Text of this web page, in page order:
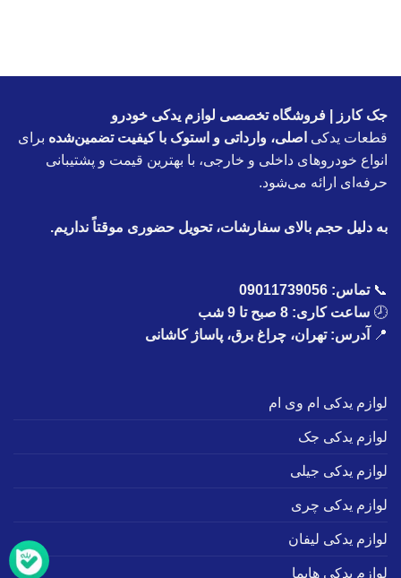
جک کارز | فروشگاه تخصصی لوازم یدکی خودرو
قطعات یدکی اصلی، وارداتی و استوک با کیفیت تضمین‌شده برای
انواع خودروهای داخلی و خارجی، با بهترین قیمت و پشتیبانی
حرفه‌ای ارائه می‌شود.
به دلیل حجم بالای سفارشات، تحویل حضوری موقتاً نداریم.
📞تماس: 09011739056
🕗 ساعت کاری: 8 صبح تا 9 شب
📍
آدرس: تهران، چراغ برق، پاساژ کاشانی
لوازم یدکی ام وی ام
لوازم یدکی جک
لوازم یدکی جیلی
لوازم یدکی چری
لوازم یدکی لیفان
لوازم یدکی هایما